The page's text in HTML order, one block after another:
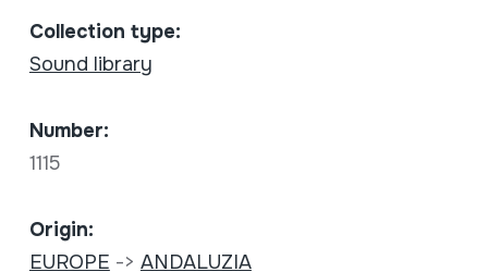
Collection type:
Sound library
Number:
1115
Origin:
EUROPE -> ANDALUZIA